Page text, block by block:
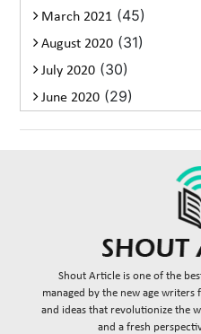
March 2021 (45)
August 2020 (31)
July 2020 (30)
June 2020 (29)
Shout Article is one of the
managed by the new age writers
and ideas that revolutionize the
and a fresh